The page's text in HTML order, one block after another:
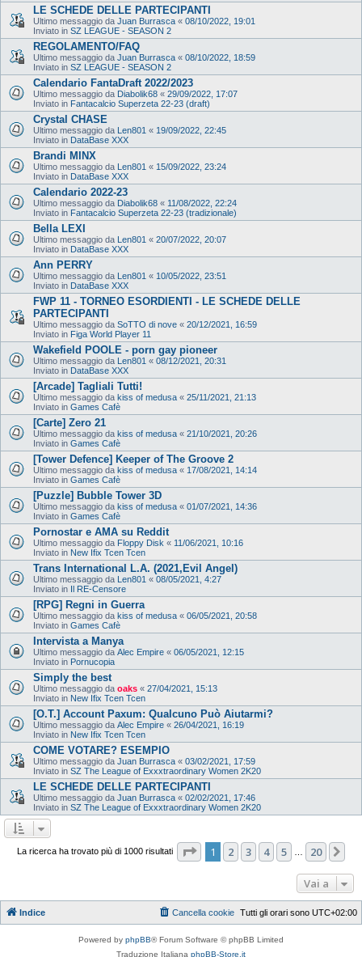
LE SCHEDE DELLE PARTECIPANTI
Ultimo messaggio da Juan Burrasca « 08/10/2022, 19:01
Inviato in SZ LEAGUE - SEASON 2
REGOLAMENTO/FAQ
Ultimo messaggio da Juan Burrasca « 08/10/2022, 18:59
Inviato in SZ LEAGUE - SEASON 2
Calendario FantaDraft 2022/2023
Ultimo messaggio da Diabolik68 « 29/09/2022, 17:07
Inviato in Fantacalcio Superzeta 22-23 (draft)
Crystal CHASE
Ultimo messaggio da Len801 « 19/09/2022, 22:45
Inviato in DataBase XXX
Brandi MINX
Ultimo messaggio da Len801 « 15/09/2022, 23:24
Inviato in DataBase XXX
Calendario 2022-23
Ultimo messaggio da Diabolik68 « 11/08/2022, 22:24
Inviato in Fantacalcio Superzeta 22-23 (tradizionale)
Bella LEXI
Ultimo messaggio da Len801 « 20/07/2022, 20:07
Inviato in DataBase XXX
Ann PERRY
Ultimo messaggio da Len801 « 10/05/2022, 23:51
Inviato in DataBase XXX
FWP 11 - TORNEO ESORDIENTI - LE SCHEDE DELLE
PARTECIPANTI
Ultimo messaggio da SoTTO di nove « 20/12/2021, 16:59
Inviato in Figa World Player 11
Wakefield POOLE - porn gay pioneer
Ultimo messaggio da Len801 « 08/12/2021, 20:31
Inviato in DataBase XXX
[Arcade] Tagliali Tutti!
Ultimo messaggio da kiss of medusa « 25/11/2021, 21:13
Inviato in Games Cafè
[Carte] Zero 21
Ultimo messaggio da kiss of medusa « 21/10/2021, 20:26
Inviato in Games Cafè
[Tower Defence] Keeper of The Groove 2
Ultimo messaggio da kiss of medusa « 17/08/2021, 14:14
Inviato in Games Cafè
[Puzzle] Bubble Tower 3D
Ultimo messaggio da kiss of medusa « 01/07/2021, 14:36
Inviato in Games Cafè
Pornostar e AMA su Reddit
Ultimo messaggio da Floppy Disk « 11/06/2021, 10:16
Inviato in New Ifix Tcen Tcen
Trans International L.A. (2021,Evil Angel)
Ultimo messaggio da Len801 « 08/05/2021, 4:27
Inviato in Il RE-Censore
[RPG] Regni in Guerra
Ultimo messaggio da kiss of medusa « 06/05/2021, 20:58
Inviato in Games Cafè
Intervista a Manya
Ultimo messaggio da Alec Empire « 06/05/2021, 12:15
Inviato in Pornucopia
Simply the best
Ultimo messaggio da oaks « 27/04/2021, 15:13
Inviato in New Ifix Tcen Tcen
[O.T.] Account Paxum: Qualcuno Può Aiutarmi?
Ultimo messaggio da Alec Empire « 26/04/2021, 16:19
Inviato in New Ifix Tcen Tcen
COME VOTARE? ESEMPIO
Ultimo messaggio da Juan Burrasca « 03/02/2021, 17:59
Inviato in SZ The League of Exxxtraordinary Women 2K20
LE SCHEDE DELLE PARTECIPANTI
Ultimo messaggio da Juan Burrasca « 02/02/2021, 17:46
Inviato in SZ The League of Exxxtraordinary Women 2K20
La ricerca ha trovato più di 1000 risultati Pagina di 20
1 2 3 4 5 20
Vai a
Indice Tutti gli orari sono UTC+02:00
Cancella cookie
Powered by phpBB® Forum Software © phpBB Limited
Traduzione Italiana phpBB-Store.it